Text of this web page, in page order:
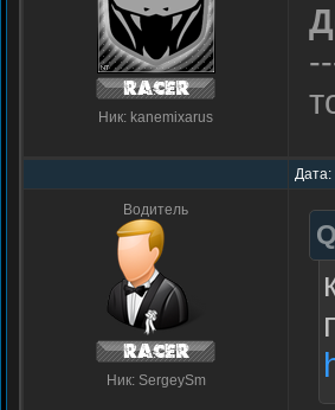
Ник: kanemixarus
Дата:
Водитель
Ник: SergeySm